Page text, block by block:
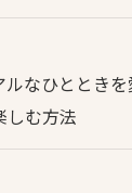
なひととき
しむ方法